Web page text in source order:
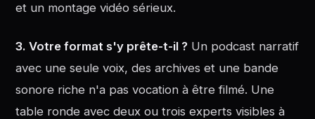
et un montage vidéo sérieux.
3. Votre format s'y prête-t-il ? Un podcast narratif
avec une seule voix, des archives et une bande
sonore riche n'a pas vocation à être filmé. Une
table ronde avec deux ou trois experts visibles à